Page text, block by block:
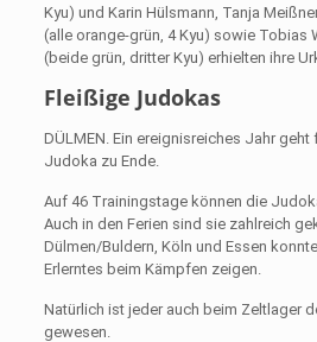
Kyu) und Karin Hülsmann, Tanja
(alle orange-grün, 4 Kyu) sowie Tobias
(beide grün, dritter Kyu) erhielten ihre
Fleißige Judokas
DÜLMEN. Ein ereignisreiches Jahr geht
Judoka zu Ende.
Auf 46 Trainingstage können die
Auch in den Ferien sind sie zahlreich
Dülmen/Buldern, Köln und Essen
Erlerntes beim Kämpfen zeigen.
Natürlich ist jeder auch beim Zeltlager
gewesen.